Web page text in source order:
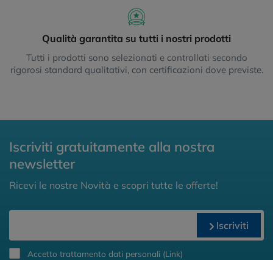
Qualità garantita su tutti i nostri prodotti
Tutti i prodotti sono selezionati e controllati secondo
rigorosi standard qualitativi, con certificazioni dove previste.
Iscriviti gratuitamente alla nostra
newsletter
Ricevi le nostre Novità e scopri tutte le offerte!
Iscriviti
Accetto trattamento dati personali (Link)